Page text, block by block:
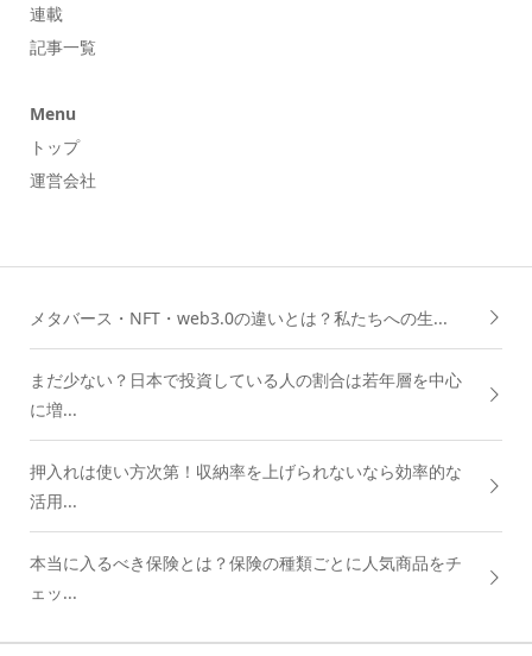
連載
記事一覧
Menu
トップ
運営会社
メタバース・NFT・web3.0の違いとは？私たちへの生...
まだ少ない？日本で投資している人の割合は若年層を中心
に増...
押入れは使い方次第！収納率を上げられないなら効率的な
活用...
本当に入るべき保険とは？保険の種類ごとに人気商品をチ
ェッ...